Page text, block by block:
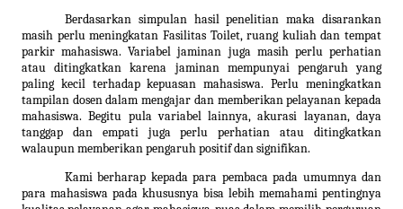
Berdasarkan simpulan hasil penelitian maka disarankan
masih perlu meningkatan Fasilitas Toilet, ruang kuliah dan tempat
parkir mahasiswa. Variabel jaminan juga masih perlu perhatian
atau ditingkatkan karena jaminan mempunyai pengaruh yang
paling kecil terhadap kepuasan mahasiswa. Perlu meningkatkan
tampilan dosen dalam mengajar dan memberikan pelayanan kepada
mahasiswa. Begitu pula variabel lainnya, akurasi layanan, daya
tanggap dan empati juga perlu perhatian atau ditingkatkan
walaupun memberikan pengaruh positif dan signifikan.
Kami berharap kepada para pembaca pada umumnya dan
para mahasiswa pada khususnya bisa lebih memahami pentingnya